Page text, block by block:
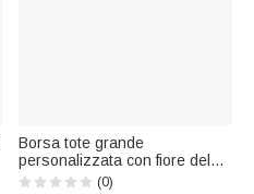
Borsa tote grande
personalizzata con fiore del
mese di nascita, trousse da
(0)